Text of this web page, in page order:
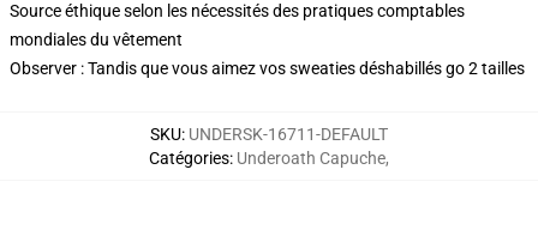
Source éthique selon les nécessités des pratiques comptables
mondiales du vêtement
Observer : Tandis que vous aimez vos sweaties déshabillés go 2 tailles
SKU: UNDERSK-16711-DEFAULT
Catégories: Underoath Capuche,